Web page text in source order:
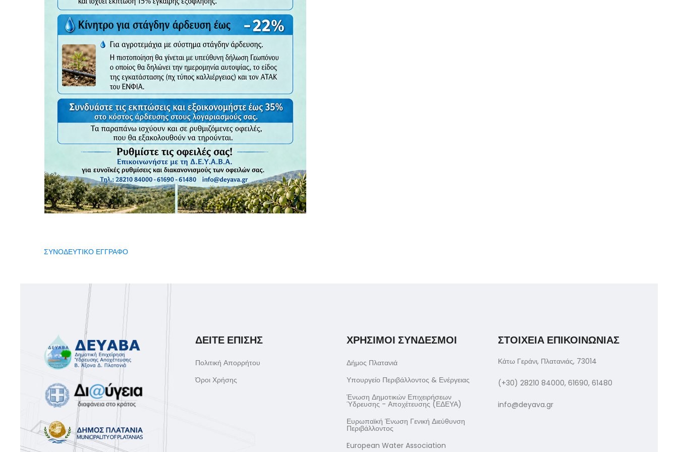
ΣΥΝΟΔΕΥΤΙΚΟ ΕΓΓΡΑΦΟ
ΔΕΙΤΕ ΕΠΙΣΗΣ
Πολιτική Απορρήτου
Όροι Χρήσης
ΧΡΗΣΙΜΟΙ ΣΥΝΔΕΣΜΟΙ
Δήμος Πλατανιά
Υπουργείο Περιβάλλοντος & Ενέργειας
Ένωση Δημοτικών Επιχειρήσεων
Ύδρευσης - Αποχέτευσης (ΕΔΕΥΑ)
Ευρωπαϊκή Ένωση Γενική Διεύθυνση
Περιβάλλοντος
European Water Association
ΣΤΟΙΧΕΙΑ ΕΠΙΚΟΙΝΩΝΙΑΣ
Κάτω Γεράνι, Πλατανιάς, 73014
(+30) 28210 84000, 61690, 61480
info@deyava.gr